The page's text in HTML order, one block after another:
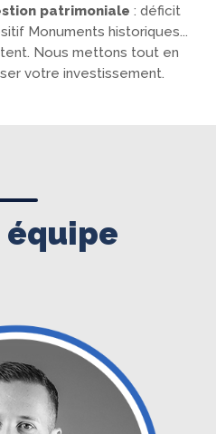
patrimoniale : déficit
Monuments historiques...
Nous mettons tout en
votre investissement.